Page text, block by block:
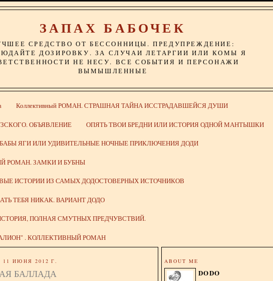
ЗАПАХ БАБОЧЕК
СРЕДСТВО ОТ БЕССОННИЦЫ. ПРЕДУПРЕЖДЕНИЕ:
ДОЗИРОВКУ. ЗА СЛУЧАИ ЛЕТАРГИИ ИЛИ КОМЫ Я
НЕ НЕСУ. ВСЕ СОБЫТИЯ И ПЕРСОНАЖИ
ВЫМЫШЛЕННЫЕ
Коллективный РОМАН. СТРАШНАЯ ТАЙНА ИССТРАДАВШЕЙСЯ ДУШИ
ОБЪЯВЛЕНИЕ ОПЯТЬ ТВОИ БРЕДНИ ИЛИ ИСТОРИЯ ОДНОЙ МАНТЫШКИ
ЯГИ ИЛИ УДИВИТЕЛЬНЫЕ НОЧНЫЕ ПРИКЛЮЧЕНИЯ ДОДИ
РОМАН. ЗАМКИ И БУБНЫ
ИСТОРИИ ИЗ САМЫХ ДОДОСТОВЕРНЫХ ИСТОЧНИКОВ
ТЕБЯ НИКАК. ВАРИАНТ ДОДО
ПОЛНАЯ СМУТНЫХ ПРЕДЧУВСТВИЙ.
. КОЛЛЕКТИВНЫЙ РОМАН
ИЮНЯ 2012 Г.
БАЛЛАДА
ABOUT ME
DODO